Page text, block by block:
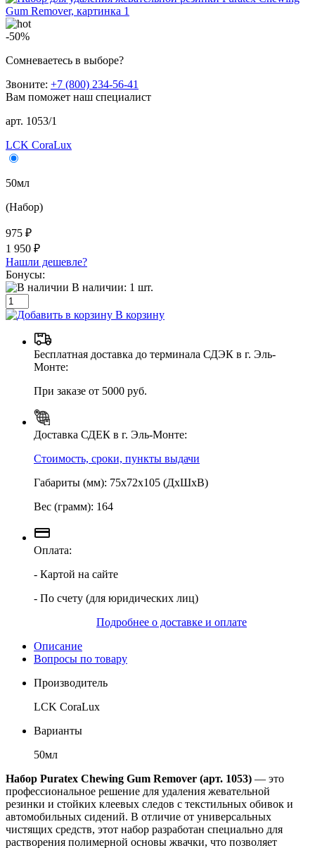
-50%
Сомневаетесь в выборе?
Звоните: +7 (800) 234-56-41
Вам поможет наш специалист
арт. 1053/1
LCK CoraLux
50мл
(Набор)
975 ₽
1 950 ₽
Нашли дешевле?
Бонусы:
В наличии: 1 шт.
В корзину
Бесплатная доставка до терминала СДЭК в г. Эль-
Монте:
При заказе от 5000 руб.
Доставка СДЕК в г. Эль-Монте:
Стоимость, сроки, пункты выдачи
Габариты (мм): 75х72х105 (ДхШхВ)
Вес (грамм): 164
Оплата:
- Картой на сайте
- По счету (для юридических лиц)
Подробнее о доставке и оплате
Описание
Вопросы по товару
Производитель
LCK CoraLux
Варианты
50мл
Набор Puratex Chewing Gum Remover (арт. 1053) — это
профессиональное решение для удаления жевательной
резинки и стойких клеевых следов с текстильных обивок и
автомобильных сидений. В отличие от универсальных
чистящих средств, этот набор разработан специально для
растворения полимерной основы жвачки, что позволяет